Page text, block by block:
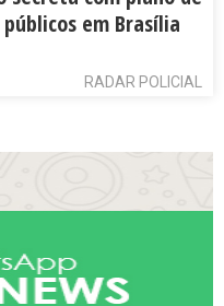
em Brasília
RADAR POLICIAL